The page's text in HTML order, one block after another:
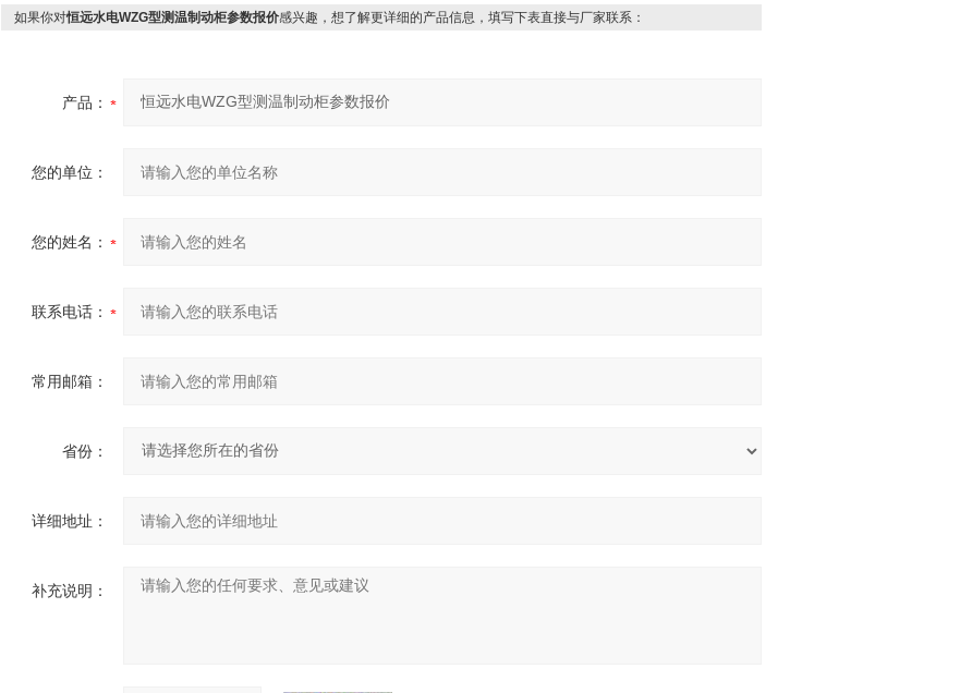
如果你对恒远水电WZG型测温制动柜参数报价感兴趣，想了解更详细的产品信息，填写下表直接与厂家联系：
产品：
您的单位：
您的姓名：
联系电话：
常用邮箱：
省份：
详细地址：
补充说明：